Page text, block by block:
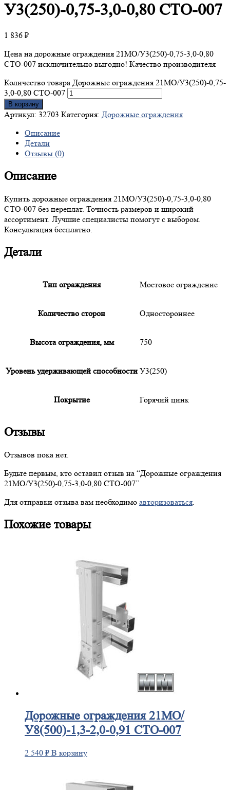
У3(250)-0,75-3,0-0,80 СТО-007
1 836 ₽
Цена на дорожные ограждения 21МО/У3(250)-0,75-3,0-0,80
СТО-007 исключительно выгодно! Качество производителя
Количество товара Дорожные ограждения 21МО/У3(250)-0,75-
3,0-0,80 СТО-007
В корзину
Артикул: 32703 Категория: Дорожные ограждения
Описание
Детали
Отзывы (0)
Описание
Купить дорожные ограждения 21МО/У3(250)-0,75-3,0-0,80
СТО-007 без переплат. Точность размеров и широкий
ассортимент. Лучшие специалисты помогут с выбором.
Консультация бесплатно.
Детали
Тип ограждения Мостовое ограждение
Количество сторон Одностороннее
Высота ограждения, мм 750
Уровень удерживающей способности У3(250)
Покрытие Горячий цинк
Отзывы
Отзывов пока нет.
Будьте первым, кто оставил отзыв на “Дорожные ограждения
21МО/У3(250)-0,75-3,0-0,80 СТО-007”
Для отправки отзыва вам необходимо авторизоваться
Похожие товары
Дорожные ограждения 21МО/
У8(500)-1,3-2,0-0,91 СТО-007
2 540 ₽ В корзину